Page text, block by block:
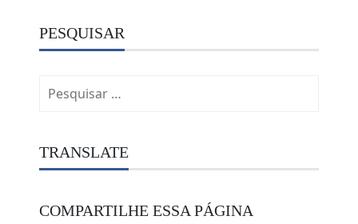
PESQUISAR
por:
TRANSLATE
COMPARTILHE ESSA PÁGINA